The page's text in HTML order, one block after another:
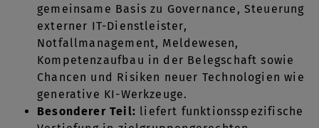
gemeinsame Basis zu Governance, Steuerung
externer IT-Dienstleister,
Notfallmanagement, Meldewesen,
Kompetenzaufbau in der Belegschaft sowie
Chancen und Risiken neuer Technologien wie
generative KI-Werkzeuge.
Besonderer Teil: liefert funktionsspezifische